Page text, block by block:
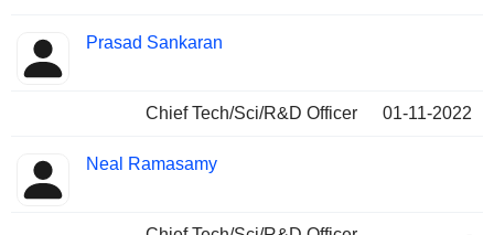
Prasad Sankaran
Chief Tech/Sci/R&D Officer 01-11-2022
Neal Ramasamy